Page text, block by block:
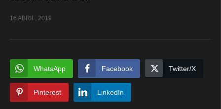
16 ABRIL, 2019
WhatsApp Facebook Twitter/X
Pinterest LinkedIn